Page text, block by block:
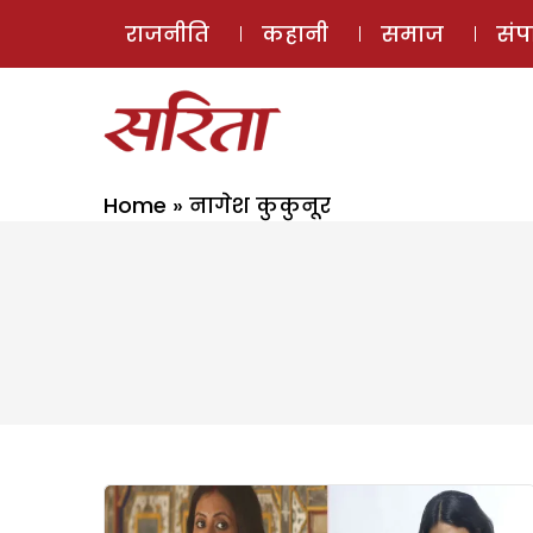
राजनीति कहानी समाज
Home » नागेश कुकुनूर